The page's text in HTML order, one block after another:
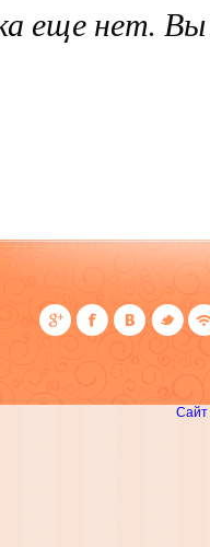
еще нет.
Сайт